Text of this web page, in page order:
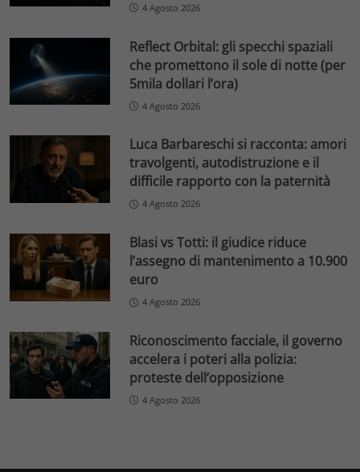
4 Agosto 2026
Reflect Orbital: gli specchi spaziali
che promettono il sole di notte (per
5mila dollari l’ora)
4 Agosto 2026
Luca Barbareschi si racconta: amori
travolgenti, autodistruzione e il
difficile rapporto con la paternità
4 Agosto 2026
Blasi vs Totti: il giudice riduce
l’assegno di mantenimento a 10.900
euro
4 Agosto 2026
Riconoscimento facciale, il governo
accelera i poteri alla polizia:
proteste dell’opposizione
4 Agosto 2026